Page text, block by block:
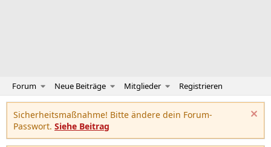
Forum Neue Beiträge Mitglieder Registrieren
Sicherheitsmaßnahme! Bitte ändere dein Forum-
Passwort. Siehe Beitrag